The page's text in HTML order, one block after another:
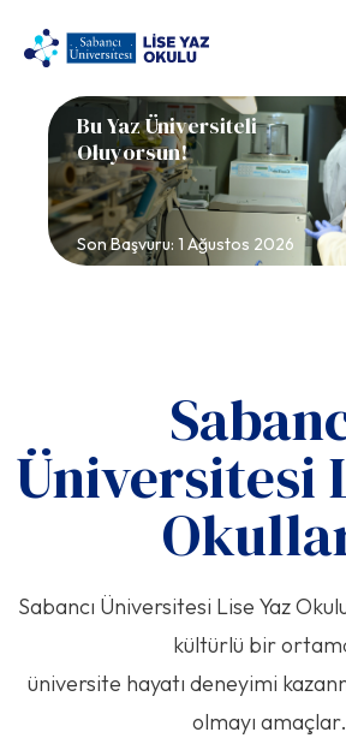
içeriğe
Ana
gezinti
menüsü
Bu Yaz Üniversiteli
Oluyorsun!
Son Başvuru: 1 Ağustos 2026
Üniversitesi
Sabancı Üniversitesi Lise Yaz
kültürlü bir
üniversite hayatı deneyimi
olmayı amaçlar.